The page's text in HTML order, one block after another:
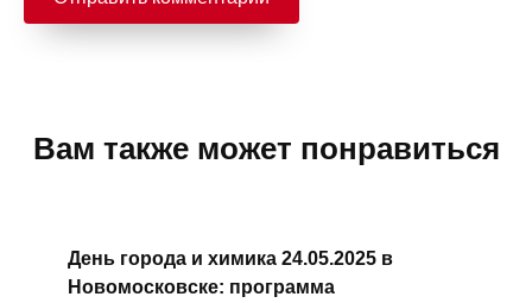
Вам также может понравиться
День города и химика 24.05.2025 в
Новомосковске: программа